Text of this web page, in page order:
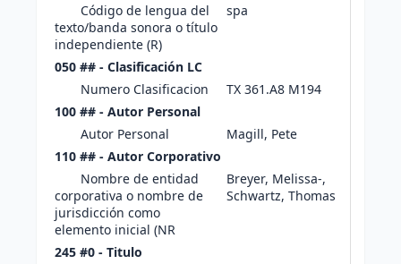
Código de lengua del
texto/banda sonora o título
independiente (R)
spa
050 ## - Clasificación LC
Numero Clasificacion
TX 361.A8 M194
100 ## - Autor Personal
Autor Personal
Magill, Pete
110 ## - Autor Corporativo
Nombre de entidad
corporativa o nombre de
jurisdicción como
elemento inicial (NR
Breyer, Melissa-,
Schwartz, Thomas
245 #0 - Titulo